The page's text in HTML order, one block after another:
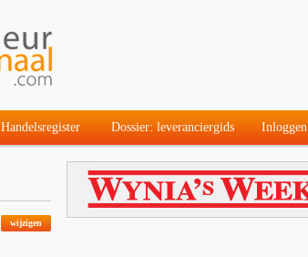
Handelsregister Dossier: leveranciergids Inloggen
wijzigen